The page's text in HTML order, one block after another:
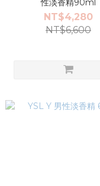
性淡香精90ml
NT$4,280
NT$6,600